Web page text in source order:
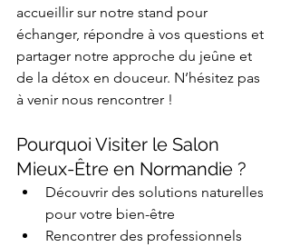
accueillir sur notre stand pour
échanger, répondre à vos questions et
partager notre approche du jeûne et
de la détox en douceur. N’hésitez pas
à venir nous rencontrer !
Pourquoi Visiter le Salon
Mieux-Être en Normandie ?
Découvrir des solutions naturelles
pour votre bien-être
Rencontrer des professionnels